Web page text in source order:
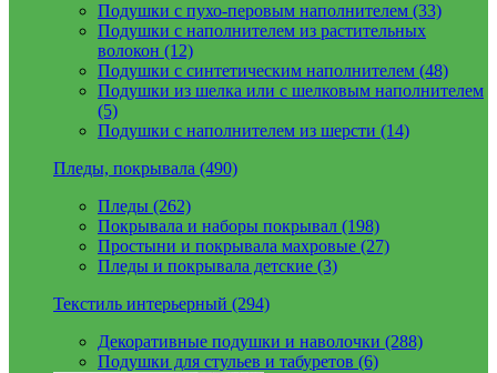
Подушки с пухо-перовым наполнителем (33)
Подушки с наполнителем из растительных
волокон (12)
Подушки с синтетическим наполнителем (48)
Подушки из шелка или с шелковым наполнителем
(5)
Подушки с наполнителем из шерсти (14)
Пледы, покрывала (490)
Пледы (262)
Покрывала и наборы покрывал (198)
Простыни и покрывала махровые (27)
Пледы и покрывала детские (3)
Текстиль интерьерный (294)
Декоративные подушки и наволочки (288)
Подушки для стульев и табуретов (6)